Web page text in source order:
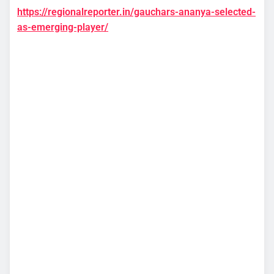
https://regionalreporter.in/gauchars-ananya-selected-
as-emerging-player/